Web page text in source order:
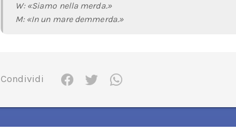
W: «Siamo nella merda.»
M: «In un mare demmerda.»
Condividi